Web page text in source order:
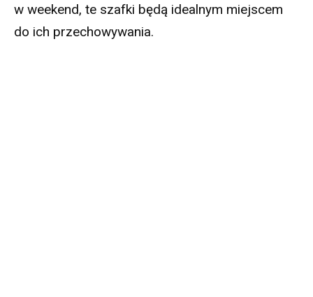
w weekend, te szafki będą idealnym miejscem
do ich przechowywania.